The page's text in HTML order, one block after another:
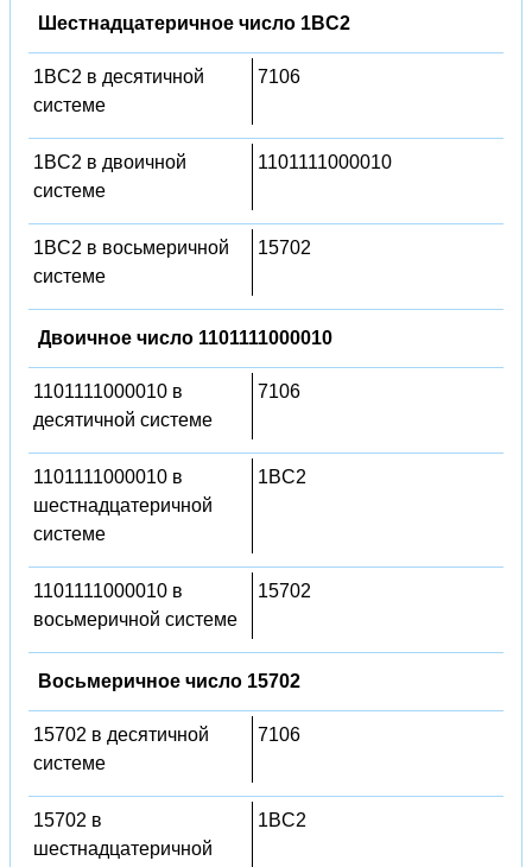
Шестнадцатеричное число 1BC2
1BC2 в десятичной
системе
7106
1BC2 в двоичной
системе
1101111000010
1BC2 в восьмеричной
системе
15702
Двоичное число 1101111000010
1101111000010 в
десятичной системе
7106
1101111000010 в
шестнадцатеричной
системе
1BC2
1101111000010 в
восьмеричной системе
15702
Восьмеричное число 15702
15702 в десятичной
системе
7106
15702 в
шестнадцатеричной
1BC2